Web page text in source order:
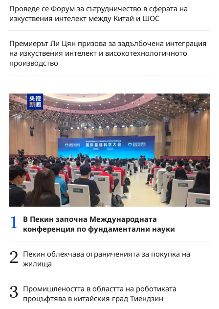
Проведе се Форум за сътрудничество в сферата на
изкуствения интелект между Китай и ШОС
Премиерът Ли Цян призова за задълбочена интеграция
на изкуствения интелект и високотехнологичното
производство
1
В Пекин започна Международната
конференция по фундаментални науки
2 Пекин облекчава ограниченията за покупка на
жилища
3 Промишлеността в областта на роботиката
процъфтява в китайския град Тиендзин